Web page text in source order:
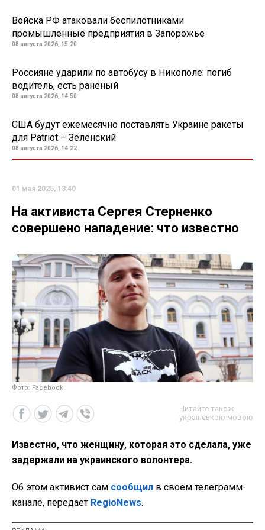
Войска РФ атаковали беспилотниками
промышленные предприятия в Запорожье
08 августа 2026, 15:20
Россияне ударили по автобусу в Никополе: погиб
водитель, есть раненый
08 августа 2026, 14:50
США будут ежемесячно поставлять Украине ракеты
для Patriot – Зеленский
08 августа 2026, 14:22
01 мая 2025, 13:40
На активиста Сергея Стерненко
совершено нападение: что известно
Фото: Facebook
Читайте також
українською мовою
Известно, что женщину, которая это сделала, уже
задержали на украинского волонтера.
Об этом активист сам сообщил в своем телеграмм-
канале, передает RegioNews.